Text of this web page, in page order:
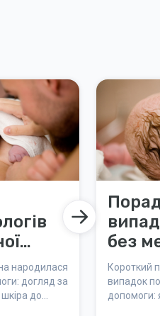
народилася
догляд за
до
без
Короткий
випадок
допомоги: